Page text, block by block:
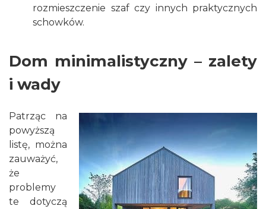
rozmieszczenie szaf czy innych praktycznych
schowków.
Dom minimalistyczny – zalety
i wady
Patrząc na
powyższą
listę, można
zauważyć,
że
problemy
te dotyczą